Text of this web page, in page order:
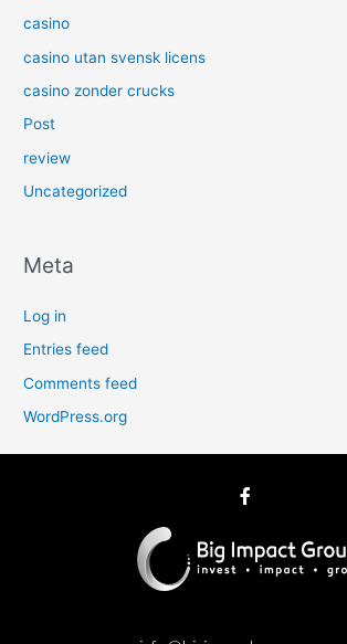
casino
casino utan svensk licens
casino zonder crucks
Post
review
Uncategorized
Meta
Log in
Entries feed
Comments feed
WordPress.org